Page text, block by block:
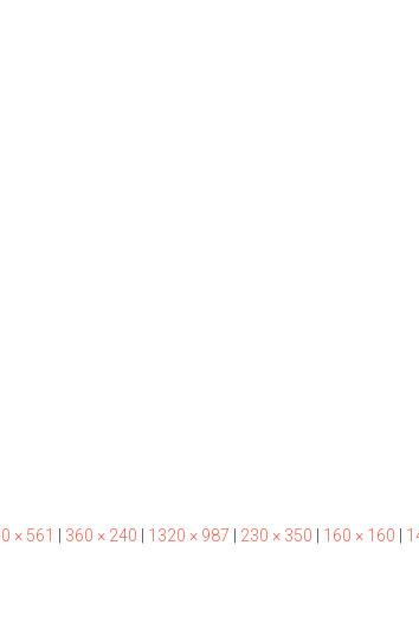
× 561 360 × 240 1320 × 987 230 × 350 160 × 160